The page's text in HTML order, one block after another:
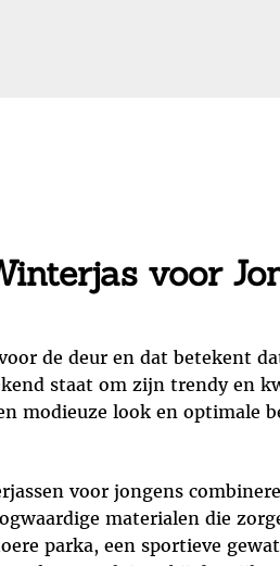
voor
de deur en dat betekent
staat om zijn trendy en
modieuze look en optimale
voor jongens
materialen die
parka, een sportieve